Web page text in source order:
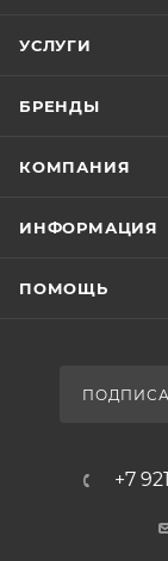
УСЛУГИ
БРЕНДЫ
КОМПАНИЯ
ИНФОРМАЦИЯ
ПОМОЩЬ
+7